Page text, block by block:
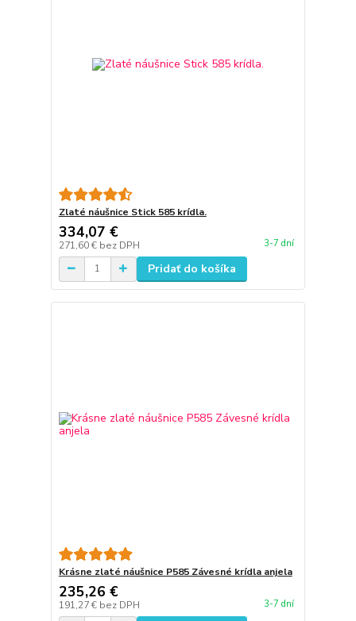
Zlaté náušnice Stick 585 krídla.
334,07 €
271,60 € bez DPH 3-7 dní
Pridať do košíka
Krásne zlaté náušnice P585 Závesné krídla anjela
235,26 €
191,27 € bez DPH 3-7 dní